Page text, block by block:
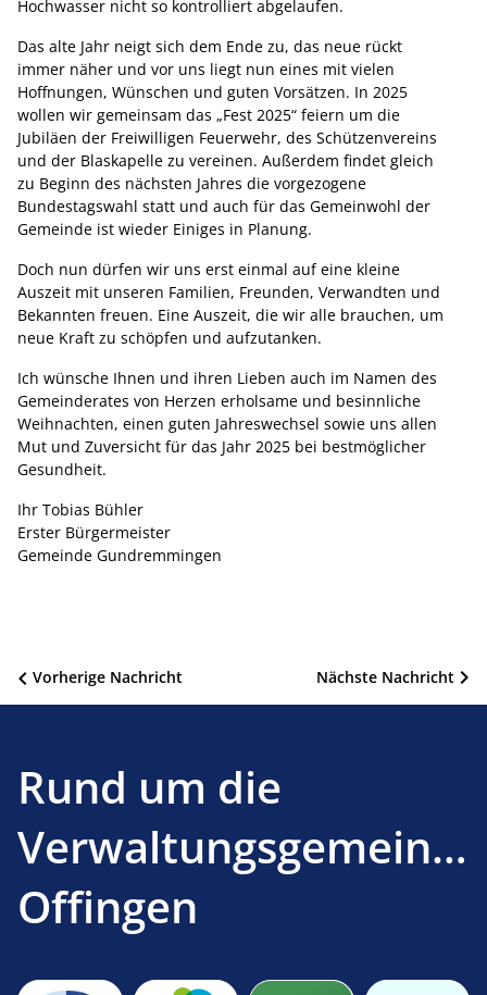
Hochwasser nicht so kontrolliert abgelaufen.
Das alte Jahr neigt sich dem Ende zu, das neue rückt
immer näher und vor uns liegt nun eines mit vielen
Hoffnungen, Wünschen und guten Vorsätzen. In 2025
wollen wir gemeinsam das „Fest 2025“ feiern um die
Jubiläen der Freiwilligen Feuerwehr, des Schützenvereins
und der Blaskapelle zu vereinen. Außerdem findet gleich
zu Beginn des nächsten Jahres die vorgezogene
Bundestagswahl statt und auch für das Gemeinwohl der
Gemeinde ist wieder Einiges in Planung.
Doch nun dürfen wir uns erst einmal auf eine kleine
Auszeit mit unseren Familien, Freunden, Verwandten und
Bekannten freuen. Eine Auszeit, die wir alle brauchen, um
neue Kraft zu schöpfen und aufzutanken.
Ich wünsche Ihnen und ihren Lieben auch im Namen des
Gemeinderates von Herzen erholsame und besinnliche
Weihnachten, einen guten Jahreswechsel sowie uns allen
Mut und Zuversicht für das Jahr 2025 bei bestmöglicher
Gesundheit.
Ihr Tobias Bühler
Erster Bürgermeister
Gemeinde Gundremmingen
Beitragsnavigation Nächste Nachricht
Vorherige Nachricht
Rund um die
Offingen